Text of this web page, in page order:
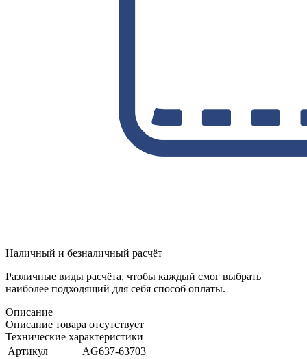
Наличный и безналичный расчёт
Различные виды расчёта, чтобы каждый смог выбрать
наиболее подходящий для себя способ оплаты.
Описание
Описание товара отсутствует
Технические характеристики
Артикул
AG637-63703